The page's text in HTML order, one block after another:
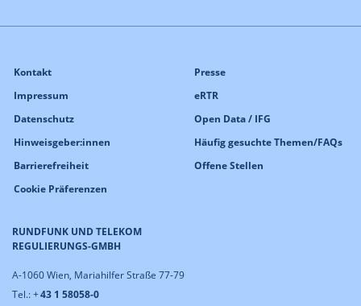
RUNDFUNK UND TELEKOM
REGULIERUNGS-GMBH
A-1060 Wien, Mariahilfer Straße 77-79
Tel.: +43 1 58058-0
Kontakt
Impressum
Datenschutz
Hinweisgeber:innen
Barrierefreiheit
Cookie Präferenzen
Presse
eRTR
Open Data / IFG
Häufig gesuchte Themen/FAQs
Offene Stellen